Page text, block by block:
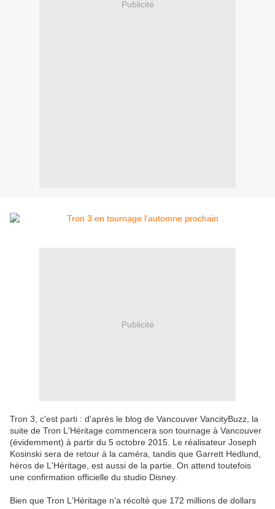
Publicité
Publicité
Tron 3, c'est parti : d'après le blog de Vancouver VancityBuzz, la
suite de Tron L'Héritage commencera son tournage à Vancouver
(évidemment) à partir du 5 octobre 2015. Le réalisateur Joseph
Kosinski sera de retour à la caméra, tandis que Garrett Hedlund,
héros de L'Héritage, est aussi de la partie. On attend toutefois
une confirmation officielle du studio Disney.
Bien que Tron L'Héritage n'a récolté que 172 millions de dollars